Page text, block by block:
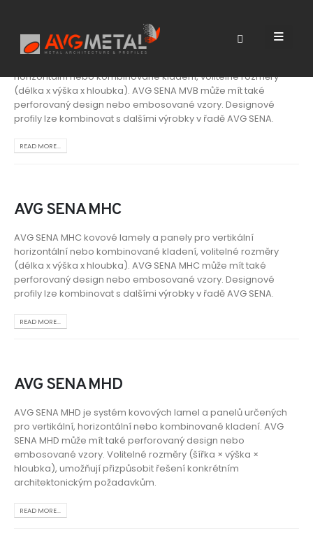
AVG SENA MVB
horizontální nebo kombinované kladení, volitelné rozměry
(délka x výška x hloubka). AVG SENA MVB může mít také
perforovaný design nebo embosované vzory. Designové
profily lze kombinovat s dalšími výrobky v řadě AVG SENA.
READ MORE...
AVG SENA MHC
AVG SENA MHC kovové lamely a panely pro vertikální
horizontální nebo kombinované kladení, volitelné rozměry
(délka x výška x hloubka). AVG SENA MHC může mít také
perforovaný design nebo embosované vzory. Designové
profily lze kombinovat s dalšími výrobky v řadě AVG SENA.
READ MORE...
AVG SENA MHD
AVG SENA MHD je systém kovových lamel a panelů určených
pro vertikální, horizontální nebo kombinované kladení. AVG
SENA MHD může mít také perforovaný design nebo
embosované vzory. Volitelné rozměry (šířka × výška ×
hloubka), umožňují přizpůsobit řešení konkrétním
architektonickým požadavkům.
READ MORE...